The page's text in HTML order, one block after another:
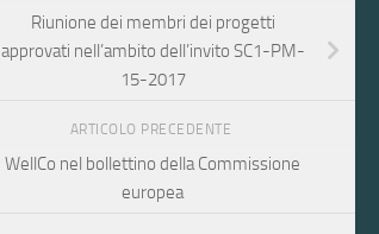
Riunione dei membri dei progetti
approvati nell’ambito dell’invito SC1-PM-
15-2017
ARTICOLO PRECEDENTE
WellCo nel bollettino della Commissione
europea